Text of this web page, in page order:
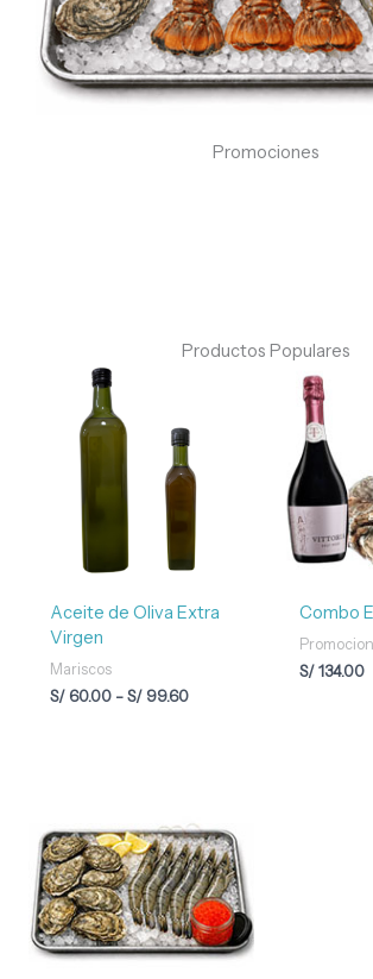
Promociones
Productos Populares
Aceite de Oliva Extra
Virgen
Mariscos
S/60.00 - S/99.60
desde
S/ 60.00
hasta
Combo
S/134.00